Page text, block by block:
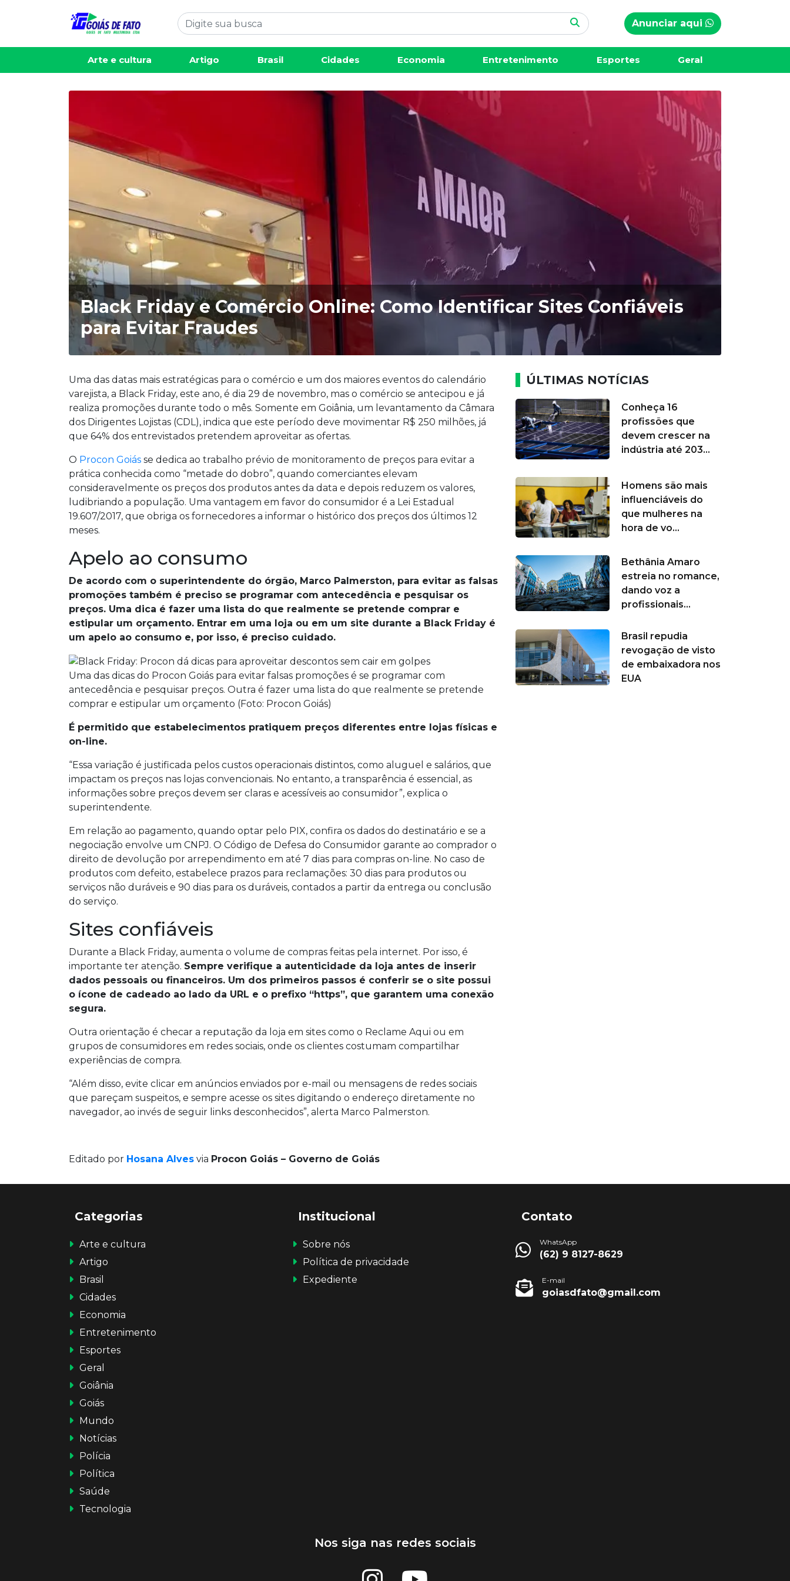
Anunciar aqui
Arte e cultura Artigo Brasil Cidades Economia Entretenimento Esportes Geral
Black Friday e Comércio Online: Como Identificar Sites Confiáveis
para Evitar Fraudes
Uma das datas mais estratégicas para o comércio e um dos maiores eventos do calendário
varejista, a Black Friday, este ano, é dia 29 de novembro, mas o comércio se antecipou e já
realiza promoções durante todo o mês. Somente em Goiânia, um levantamento da Câmara
dos Dirigentes Lojistas (CDL), indica que este período deve movimentar R$ 250 milhões, já
que 64% dos entrevistados pretendem aproveitar as ofertas.
O Procon Goiás se dedica ao trabalho prévio de monitoramento de preços para evitar a
prática conhecida como “metade do dobro”, quando comerciantes elevam
consideravelmente os preços dos produtos antes da data e depois reduzem os valores,
ludibriando a população. Uma vantagem em favor do consumidor é a Lei Estadual
19.607/2017, que obriga os fornecedores a informar o histórico dos preços dos últimos 12
meses.
Apelo ao consumo
De acordo com o superintendente do órgão, Marco Palmerston, para evitar as falsas
promoções também é preciso se programar com antecedência e pesquisar os
preços. Uma dica é fazer uma lista do que realmente se pretende comprar e
estipular um orçamento. Entrar em uma loja ou em um site durante a Black Friday é
um apelo ao consumo e, por isso, é preciso cuidado.
Uma das dicas do Procon Goiás para evitar falsas promoções é se programar com
antecedência e pesquisar preços. Outra é fazer uma lista do que realmente se pretende
comprar e estipular um orçamento (Foto: Procon Goiás)
É permitido que estabelecimentos pratiquem preços diferentes entre lojas físicas e
on-line.
“Essa variação é justificada pelos custos operacionais distintos, como aluguel e salários, que
impactam os preços nas lojas convencionais. No entanto, a transparência é essencial, as
informações sobre preços devem ser claras e acessíveis ao consumidor”, explica o
superintendente.
Em relação ao pagamento, quando optar pelo PIX, confira os dados do destinatário e se a
negociação envolve um CNPJ. O Código de Defesa do Consumidor garante ao comprador o
direito de devolução por arrependimento em até 7 dias para compras on-line. No caso de
produtos com defeito, estabelece prazos para reclamações: 30 dias para produtos ou
serviços não duráveis e 90 dias para os duráveis, contados a partir da entrega ou conclusão
do serviço.
Sites confiáveis
Durante a Black Friday, aumenta o volume de compras feitas pela internet. Por isso, é
importante ter atenção. Sempre verifique a autenticidade da loja antes de inserir
dados pessoais ou financeiros. Um dos primeiros passos é conferir se o site possui
o ícone de cadeado ao lado da URL e o prefixo “https”, que garantem uma conexão
segura.
Outra orientação é checar a reputação da loja em sites como o Reclame Aqui ou em
grupos de consumidores em redes sociais, onde os clientes costumam compartilhar
experiências de compra.
“Além disso, evite clicar em anúncios enviados por e-mail ou mensagens de redes sociais
que pareçam suspeitos, e sempre acesse os sites digitando o endereço diretamente no
navegador, ao invés de seguir links desconhecidos”, alerta Marco Palmerston.
Editado por Hosana Alves via Procon Goiás – Governo de Goiás
ÚLTIMAS NOTÍCIAS
Conheça 16
profissões que
devem crescer na
indústria até 203...
Homens são mais
influenciáveis do
que mulheres na
hora de vo...
Bethânia Amaro
estreia no romance,
dando voz a
profissionais...
Brasil repudia
revogação de visto
de embaixadora nos
EUA
Categorias
Arte e cultura
Artigo
Brasil
Cidades
Economia
Entretenimento
Esportes
Geral
Goiânia
Goiás
Mundo
Notícias
Polícia
Política
Saúde
Tecnologia
Institucional
Sobre nós
Política de privacidade
Expediente
Contato
WhatsApp
(62) 9 8127-8629
E-mail
goiasdfato@gmail.com
Nos siga nas redes sociais